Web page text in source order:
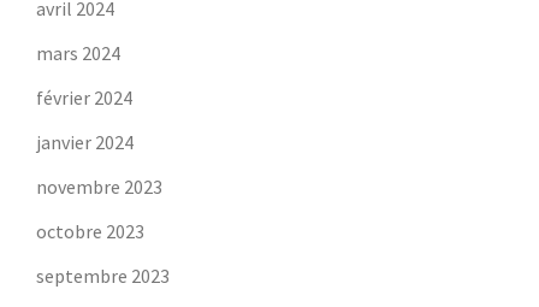
avril 2024
mars 2024
février 2024
janvier 2024
novembre 2023
octobre 2023
septembre 2023